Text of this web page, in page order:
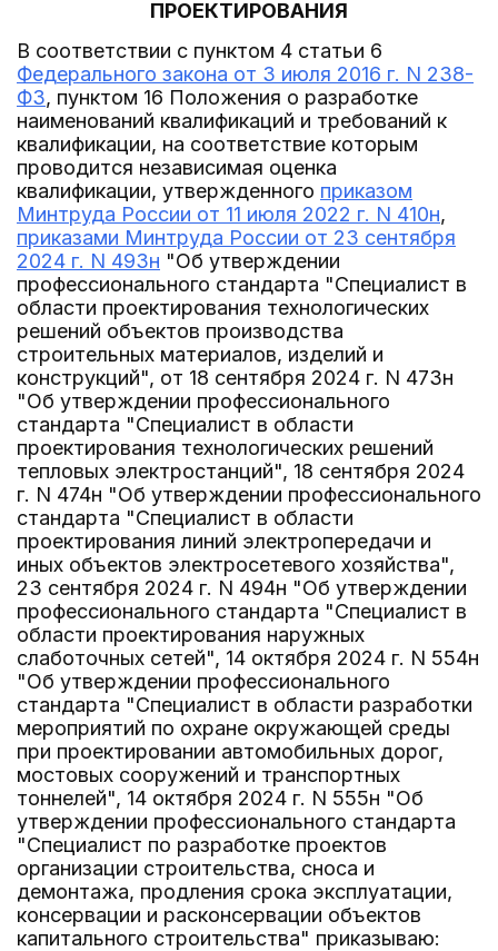
ПРОЕКТИРОВАНИЯ
В соответствии с пунктом 4 статьи 6
Федерального закона от 3 июля 2016 г. N 238-
ФЗ, пунктом 16 Положения о разработке
наименований квалификаций и требований к
квалификации, на соответствие которым
проводится независимая оценка
квалификации, утвержденного приказом
Минтруда России от 11 июля 2022 г. N 410н,
приказами Минтруда России от 23 сентября
2024 г. N 493н "Об утверждении
профессионального стандарта "Специалист в
области проектирования технологических
решений объектов производства
строительных материалов, изделий и
конструкций", от 18 сентября 2024 г. N 473н
"Об утверждении профессионального
стандарта "Специалист в области
проектирования технологических решений
тепловых электростанций", 18 сентября 2024
г. N 474н "Об утверждении профессионального
стандарта "Специалист в области
проектирования линий электропередачи и
иных объектов электросетевого хозяйства",
23 сентября 2024 г. N 494н "Об утверждении
профессионального стандарта "Специалист в
области проектирования наружных
слаботочных сетей", 14 октября 2024 г. N 554н
"Об утверждении профессионального
стандарта "Специалист в области разработки
мероприятий по охране окружающей среды
при проектировании автомобильных дорог,
мостовых сооружений и транспортных
тоннелей", 14 октября 2024 г. N 555н "Об
утверждении профессионального стандарта
"Специалист по разработке проектов
организации строительства, сноса и
демонтажа, продления срока эксплуатации,
консервации и расконсервации объектов
капитального строительства" приказываю: